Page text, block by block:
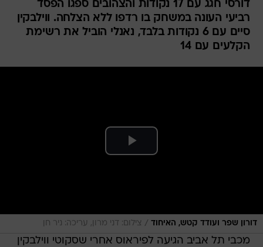
דורסי חגג עם 17 נקודות והצהובים ספגו הפסד
רביעי העונה במשחק בו רדפו ללא הצלחה. ווילבקין
סיים עם 6 נקודות בלבד, נאנלי הוביל את רשימת
הקלעים עם 14
דורון שפר ועודד קטש, האיחוד / צילום: דני מרון, עריכה: ניר חן
מכבי תל אביב הגיעה לפיראוס אחרי שסקוטי ווילבקין